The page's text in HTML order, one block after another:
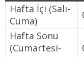
Hafta İçi (Salı-
Cuma)
Hafta Sonu
(Cumartesi-